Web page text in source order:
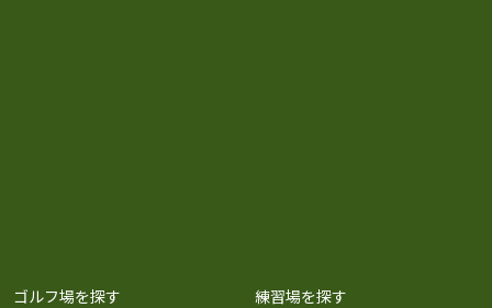
ゴルフ場を探す 練習場を探す